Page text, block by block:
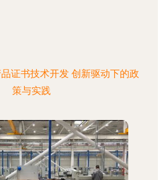
证书技术开发 创新驱动下的政
策与实践